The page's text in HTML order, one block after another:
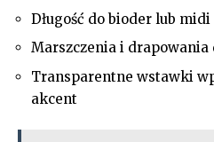
Długość do bioder lub
Marszczenia i drapowania
Transparentne wstawki
akcent